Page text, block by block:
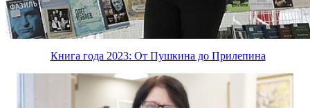
Книга года 2023: От Пушкина до Прилепина